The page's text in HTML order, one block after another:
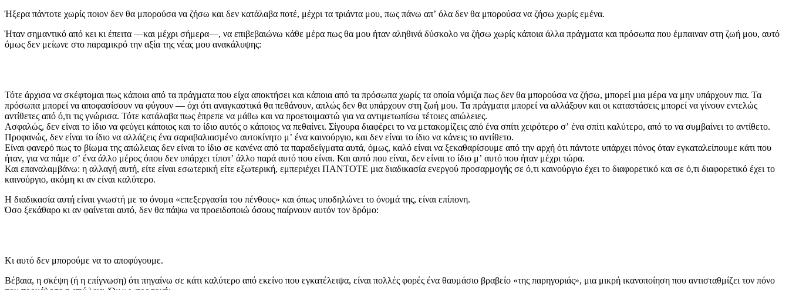
Ήξερα πάντοτε χωρίς ποιον δεν θα μπορούσα να ζήσω και δεν κατάλαβα ποτέ, μέχρι τα τριάντα μου, πως πάνω απʼ όλα δεν θα μπορούσα να ζήσω χωρίς εμένα.
Ήταν σημαντικό από κει κι έπειτα —και μέχρι σήμερα—, να επιβεβαιώνω κάθε μέρα πως θα μου ήταν αληθινά δύσκολο να ζήσω χωρίς κάποια άλλα πράγματα και πρόσωπα που έμπαιναν στη ζωή μου, αυτό
όμως δεν μείωνε στο παραμικρό την αξία της νέας μου ανακάλυψης:
Τότε άρχισα να σκέφτομαι πως κάποια από τα πράγματα που είχα αποκτήσει και κάποια από τα πρόσωπα χωρίς τα οποία νόμιζα πως δεν θα μπορούσα να ζήσω, μπορεί μια μέρα να μην υπάρχουν πια. Τα
πρόσωπα μπορεί να αποφασίσουν να φύγουν — όχι ότι αναγκαστικά θα πεθάνουν, απλώς δεν θα υπάρχουν στη ζωή μου. Τα πράγματα μπορεί να αλλάξουν και οι καταστάσεις μπορεί να γίνουν εντελώς
αντίθετες από ό,τι τις γνώρισα. Τότε κατάλαβα πως έπρεπε να μάθω και να προετοιμαστώ για να αντιμετωπίσω τέτοιες απώλειες.
Ασφαλώς, δεν είναι το ίδιο να φεύγει κάποιος και το ίδιο αυτός ο κάποιος να πεθαίνει. Σίγουρα διαφέρει το να μετακομίζεις από ένα σπίτι χειρότερο σʼ ένα σπίτι καλύτερο, από το να συμβαίνει το αντίθετο.
Προφανώς, δεν είναι το ίδιο να αλλάζεις ένα σαραβαλιασμένο αυτοκίνητο μʼ ένα καινούργιο, και δεν είναι το ίδιο να κάνεις το αντίθετο.
Είναι φανερό πως το βίωμα της απώλειας δεν είναι το ίδιο σε κανένα από τα παραδείγματα αυτά, όμως, καλό είναι να ξεκαθαρίσουμε από την αρχή ότι πάντοτε υπάρχει πόνος όταν εγκαταλείπουμε κάτι που
ήταν, για να πάμε σʼ ένα άλλο μέρος όπου δεν υπάρχει τίποτʼ άλλο παρά αυτό που είναι. Και αυτό που είναι, δεν είναι το ίδιο μʼ αυτό που ήταν μέχρι τώρα.
Και επαναλαμβάνω: η αλλαγή αυτή, είτε είναι εσωτερική είτε εξωτερική, εμπεριέχει ΠΑΝΤΟΤΕ μια διαδικασία ενεργού προσαρμογής σε ό,τι καινούργιο έχει το διαφορετικό και σε ό,τι διαφορετικό έχει το
καινούργιο, ακόμη κι αν είναι καλύτερο.
Η διαδικασία αυτή είναι γνωστή με το όνομα «επεξεργασία του πένθους» και όπως υποδηλώνει το όνομά της, είναι επίπονη.
Όσο ξεκάθαρο κι αν φαίνεται αυτό, δεν θα πάψω να προειδοποιώ όσους παίρνουν αυτόν τον δρόμο:
Κι αυτό δεν μπορούμε να το αποφύγουμε.
Βέβαια, η σκέψη (ή η επίγνωση) ότι πηγαίνω σε κάτι καλύτερο από εκείνο που εγκατέλειψα, είναι πολλές φορές ένα θαυμάσιο βραβείο «της παρηγοριάς», μια μικρή ικανοποίηση που αντισταθμίζει τον πόνο